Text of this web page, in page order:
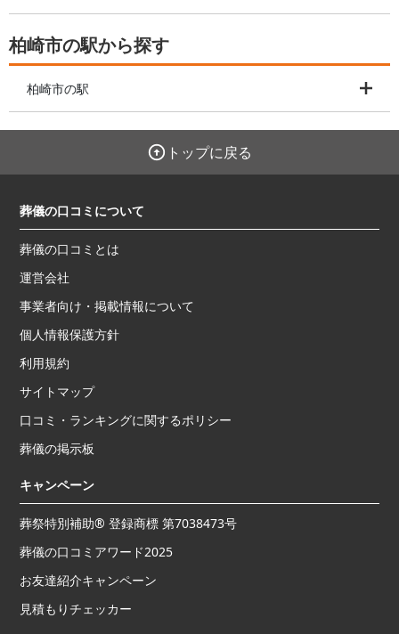
柏崎市の駅から探す
柏崎市の駅
トップに戻る
葬儀の口コミについて
葬儀の口コミとは
運営会社
事業者向け・掲載情報について
個人情報保護方針
利用規約
サイトマップ
口コミ・ランキングに関するポリシー
葬儀の掲示板
キャンペーン
葬祭特別補助® 登録商標 第7038473号
葬儀の口コミアワード2025
お友達紹介キャンペーン
見積もりチェッカー